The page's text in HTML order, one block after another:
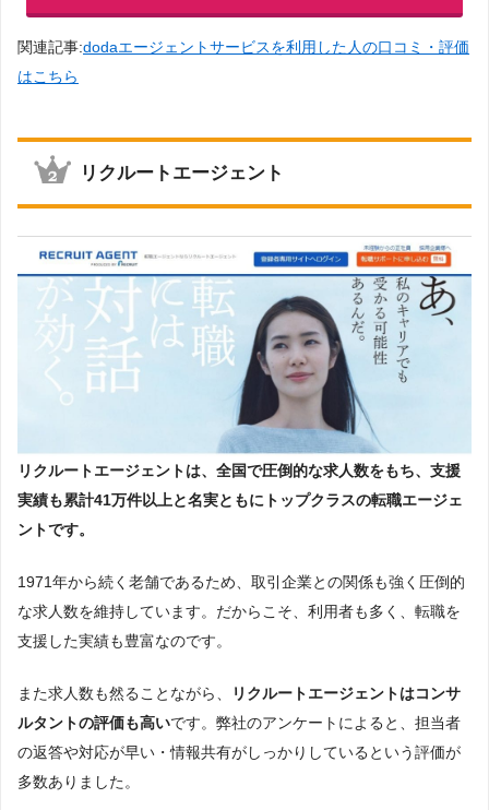
関連記事:dodaエージェントサービスを利用した人の口コミ・評価
はこちら
リクルートエージェント
リクルートエージェントは、 全国で圧倒的な求人数をもち、支援
実績も累計41万件以上と名実ともにトップクラスの転職エージェ
ントです。
1971年から続く老舗であるため、取引企業との関係も強く圧倒的
な求人数を維持しています。だからこそ、利用者も多く、転職を
支援した実績も豊富なのです。
また求人数も然ることながら、
リクルートエージェントはコンサ
ルタントの評価も高いです。弊社のアンケートによると、担当者
の返答や対応が早い・情報共有がしっかりしているという評価が
多数ありました。